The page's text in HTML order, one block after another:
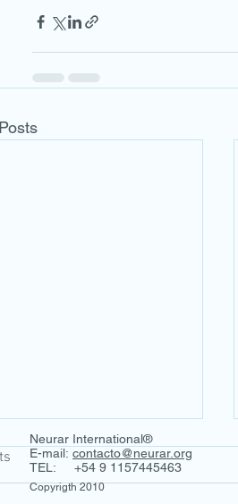
Neurar International®
E-mail: contacto@neurar.org
TEL: +54 9 1157445463
Copyrigth 2010